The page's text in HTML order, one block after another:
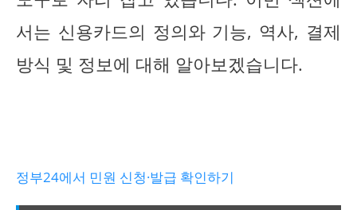
서는 신용카드의 정의와 기능, 역사, 결제
방식 및 정보에 대해 알아보겠습니다.
정부24에서 민원 신청·발급 확인하기